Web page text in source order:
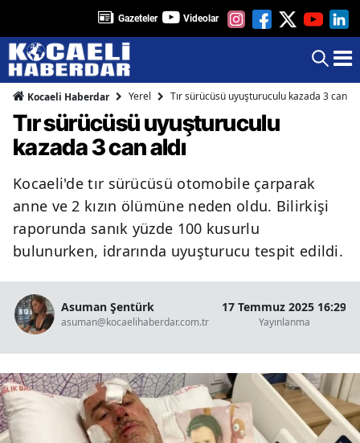
Gazeteler Videolar
Kocaeli Haberdar Yerel Tır sürücüsü uyuşturuculu kazada 3 can
Tır sürücüsü uyuşturuculu
kazada 3 can aldı
Kocaeli'de tır sürücüsü otomobile çarparak
anne ve 2 kızın ölümüne neden oldu. Bilirkişi
raporunda sanık yüzde 100 kusurlu
bulunurken, idrarında uyuşturucu tespit edildi.
Asuman Şentürk
asuman@kocaelihaberdar.com.tr
17 Temmuz 2025 16:29
Yayınlanma